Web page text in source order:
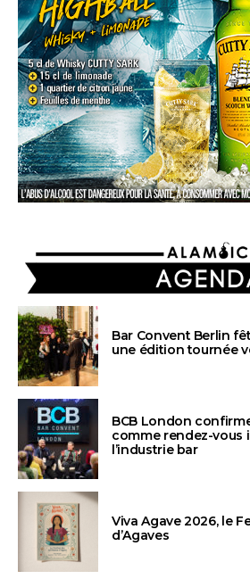
AGENDA
Bar Convent Berlin
une édition tournée
BCB London
comme rendez-
l’industrie bar
Viva Agave 2026, le
d’Agaves